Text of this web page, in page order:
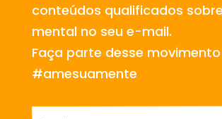
conteúdos qualificados
mental no seu e-mail.
Faça parte desse movimento
#amesuamente